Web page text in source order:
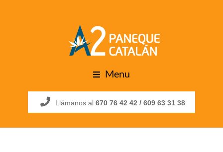
Menu
Llámanos al 670 76 42 42 / 609 63 31 38